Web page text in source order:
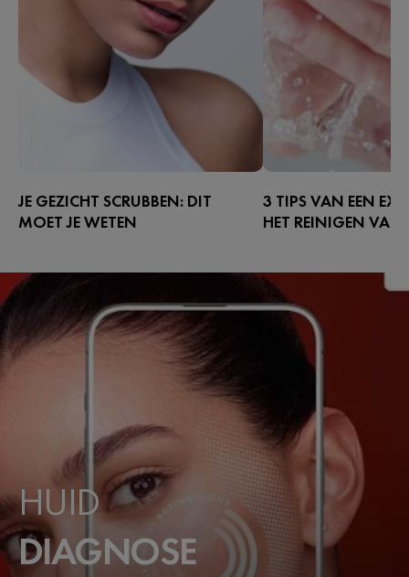
JE GEZICHT SCRUBBEN: DIT
MOET JE WETEN
en exfoliëren zo voordelig is en hoe
je aan de slag gaat.
3 TIPS VAN EEN
HET REINIGEN VAN
op je
selectie verzorgings-
reinigingsproducten
Lees meer...
HUID
DIAGNOSE